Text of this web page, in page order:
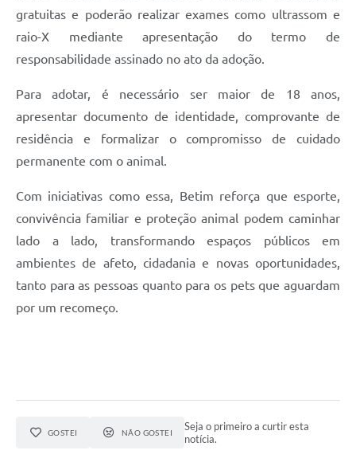
gratuitas e poderão realizar exames como ultrassom e
raio-X mediante apresentação do termo de
responsabilidade assinado no ato da adoção.
Para adotar, é necessário ser maior de 18 anos,
apresentar documento de identidade, comprovante de
residência e formalizar o compromisso de cuidado
permanente com o animal.
Com iniciativas como essa, Betim reforça que esporte,
convivência familiar e proteção animal podem caminhar
lado a lado, transformando espaços públicos em
ambientes de afeto, cidadania e novas oportunidades,
tanto para as pessoas quanto para os pets que aguardam
por um recomeço.
GOSTEI NÃO GOSTEI
Seja o primeiro a curtir esta
notícia.